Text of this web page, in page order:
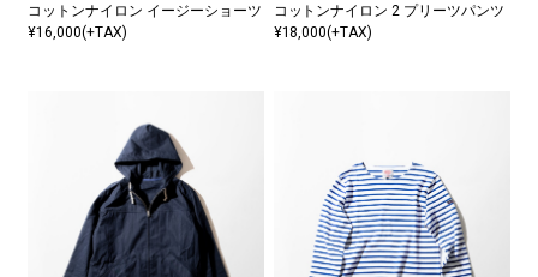
コットンナイロン イージーショーツ
¥16,000(+TAX)
コットンナイロン 2 プリーツパンツ
¥18,000(+TAX)